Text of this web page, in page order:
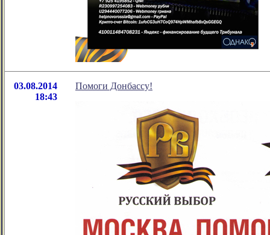
03.08.2014
18:43
Помоги Донбассу!